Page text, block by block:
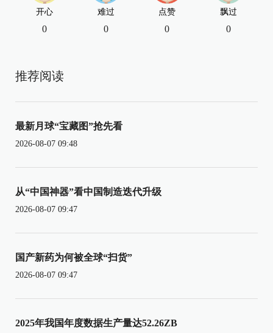
开心
0
难过
0
点赞
0
飘过
0
推荐阅读
最新月球“宝藏图”抢先看
2026-08-07 09:48
从“中国神器”看中国制造迭代升级
2026-08-07 09:47
国产新药为何被全球“扫货”
2026-08-07 09:47
2025年我国年度数据生产量达52.26ZB